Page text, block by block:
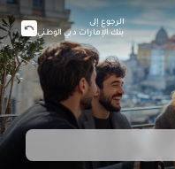
الرجوع إلى
بنك الإمارات دبي الوطني